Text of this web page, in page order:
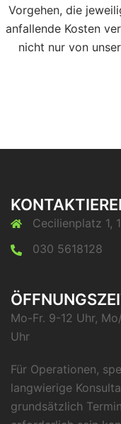
Vorgehen, die
anfallende Kosten
nicht nur von
Cecilienplatz 1,
030 5618128
Mo-Fr. 9-12 Uhr,
Uhr
Für Operationen,
langwierige
grundsätzlich